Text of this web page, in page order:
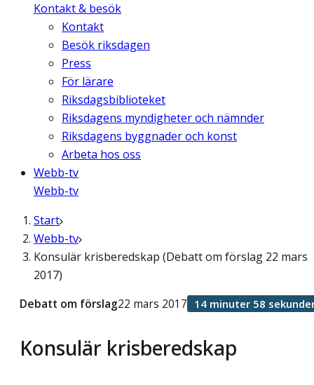
Kontakt & besök
Kontakt
Besök riksdagen
Press
För lärare
Riksdagsbiblioteket
Riksdagens myndigheter och nämnder
Riksdagens byggnader och konst
Arbeta hos oss
Webb-tv
Webb-tv
Start
Webb-tv
Konsulär krisberedskap (Debatt om förslag 22 mars
2017)
Konsulär krisberedskap
Debatt om förslag22 mars 2017 14 minuter 58